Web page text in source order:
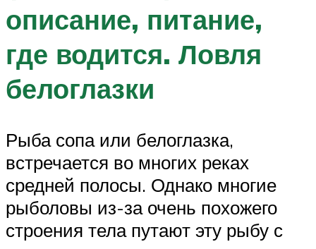
описание, питание,
где водится. Ловля
белоглазки
Рыба сопа или белоглазка,
встречается во многих реках
средней полосы. Однако многие
рыболовы из-за очень похожего
строения тела путают эту рыбу с